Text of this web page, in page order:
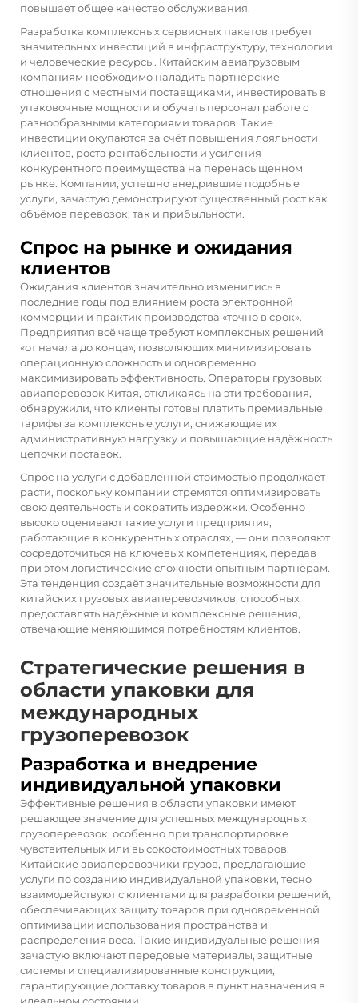
повышает общее качество обслуживания.
Разработка комплексных сервисных пакетов требует
значительных инвестиций в инфраструктуру, технологии
и человеческие ресурсы. Китайским авиагрузовым
компаниям необходимо наладить партнёрские
отношения с местными поставщиками, инвестировать в
упаковочные мощности и обучать персонал работе с
разнообразными категориями товаров. Такие
инвестиции окупаются за счёт повышения лояльности
клиентов, роста рентабельности и усиления
конкурентного преимущества на перенасыщенном
рынке. Компании, успешно внедрившие подобные
услуги, зачастую демонстрируют существенный рост как
объёмов перевозок, так и прибыльности.
Спрос на рынке и ожидания
клиентов
Ожидания клиентов значительно изменились в
последние годы под влиянием роста электронной
коммерции и практик производства «точно в срок».
Предприятия всё чаще требуют комплексных решений
«от начала до конца», позволяющих минимизировать
операционную сложность и одновременно
максимизировать эффективность. Операторы грузовых
авиаперевозок Китая, откликаясь на эти требования,
обнаружили, что клиенты готовы платить премиальные
тарифы за комплексные услуги, снижающие их
административную нагрузку и повышающие надёжность
цепочки поставок.
Спрос на услуги с добавленной стоимостью продолжает
расти, поскольку компании стремятся оптимизировать
свою деятельность и сократить издержки. Особенно
высоко оценивают такие услуги предприятия,
работающие в конкурентных отраслях, — они позволяют
сосредоточиться на ключевых компетенциях, передав
при этом логистические сложности опытным партнёрам.
Эта тенденция создаёт значительные возможности для
китайских грузовых авиаперевозчиков, способных
предоставлять надёжные и комплексные решения,
отвечающие меняющимся потребностям клиентов.
Стратегические решения в
области упаковки для
международных
грузоперевозок
Разработка и внедрение
индивидуальной упаковки
Эффективные решения в области упаковки имеют
решающее значение для успешных международных
грузоперевозок, особенно при транспортировке
чувствительных или высокостоимостных товаров.
Китайские авиаперевозчики грузов, предлагающие
услуги по созданию индивидуальной упаковки, тесно
взаимодействуют с клиентами для разработки решений,
обеспечивающих защиту товаров при одновременной
оптимизации использования пространства и
распределения веса. Такие индивидуальные решения
зачастую включают передовые материалы, защитные
системы и специализированные конструкции,
гарантирующие доставку товаров в пункт назначения в